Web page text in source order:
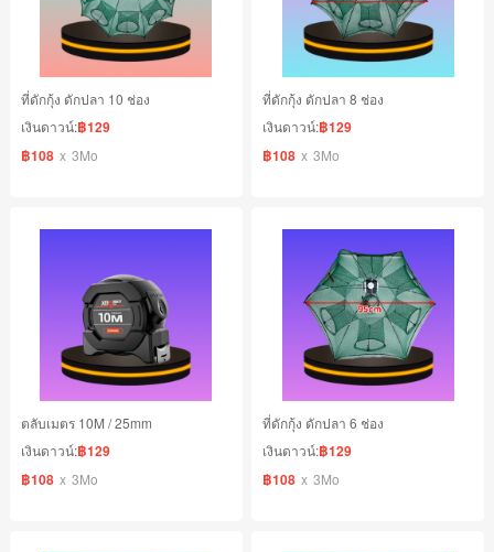
ที่ดักกุ้ง ดักปลา 10 ช่อง
เงินดาวน์:฿129
฿108 x 3Mo
ที่ดักกุ้ง ดักปลา 8 ช่อง
เงินดาวน์:฿129
฿108 x 3Mo
ตลับเมตร 10M / 25mm
เงินดาวน์:฿129
฿108 x 3Mo
ที่ดักกุ้ง ดักปลา 6 ช่อง
เงินดาวน์:฿129
฿108 x 3Mo